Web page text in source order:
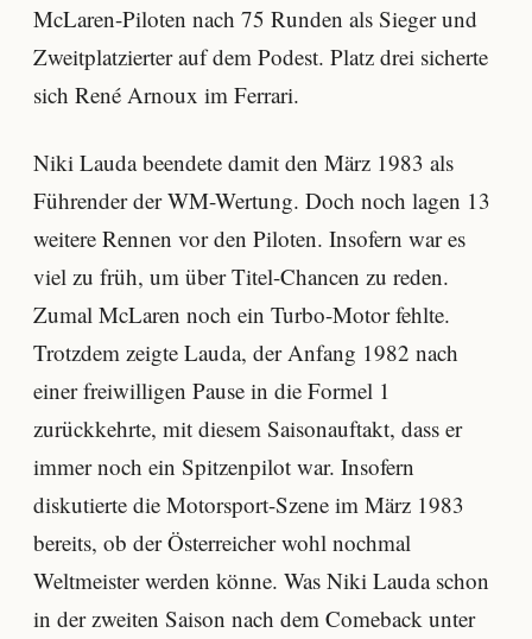
McLaren-Piloten nach 75 Runden als Sieger und
Zweitplatzierter auf dem Podest. Platz drei sicherte
sich René Arnoux im Ferrari.
Niki Lauda beendete damit den März 1983 als
Führender der WM-Wertung. Doch noch lagen 13
weitere Rennen vor den Piloten. Insofern war es
viel zu früh, um über Titel-Chancen zu reden.
Zumal McLaren noch ein Turbo-Motor fehlte.
Trotzdem zeigte Lauda, der Anfang 1982 nach
einer freiwilligen Pause in die Formel 1
zurückkehrte, mit diesem Saisonauftakt, dass er
immer noch ein Spitzenpilot war. Insofern
diskutierte die Motorsport-Szene im März 1983
bereits, ob der Österreicher wohl nochmal
Weltmeister werden könne. Was Niki Lauda schon
in der zweiten Saison nach dem Comeback unter